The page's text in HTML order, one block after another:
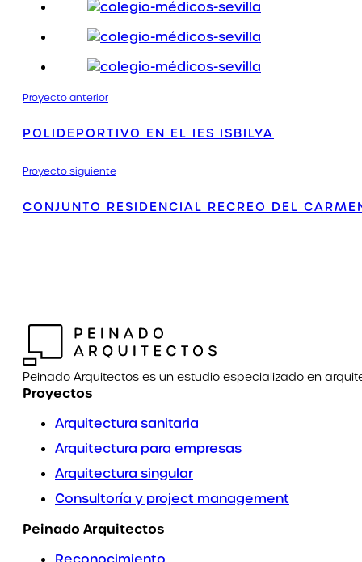
Proyecto anterior
POLIDEPORTIVO EN EL IES ISBILYA
Proyecto siguiente
CONJUNTO RESIDENCIAL RECREO DEL
Peinado Arquitectos es un estudio especializado en
Proyectos
Arquitectura sanitaria
Arquitectura para empresas
Arquitectura singular
Consultoría y project management
Peinado Arquitectos